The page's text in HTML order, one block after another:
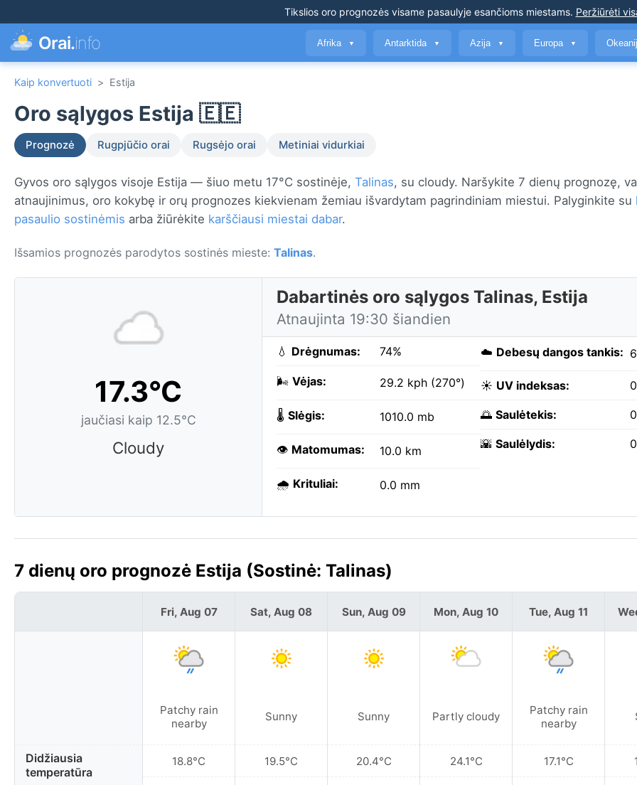
Tikslios oro prognozėsvisame pasaulyje esančioms miestams. Peržiūrėti
Orai.info Afrika ▼ Antarktida ▼ Azija ▼ Europa ▼
Kaip konvertuoti > Estija
Oro sąlygos Estija 🇪🇪
Prognozė Rugpjūčio orai Rugsėjo orai Metiniai vidurkiai
Gyvos oro sąlygos visoje Estija — šiuo metu 17°C sostinėje, Talinas, su cloudy. Naršykite 7 dienų prognozę,
atnaujinimus, oro kokybę ir orų prognozes kiekvienam žemiau išvardytam pagrindiniam miestui. Palyginkite su
pasaulio sostinėmis arba žiūrėkite karščiausi miestai dabar.
Išsamios prognozės parodytos sostinės mieste: Talinas.
17.3°C
jaučiasi kaip 12.5°C
Cloudy
Dabartinės oro sąlygos Talinas, Estija
Atnaujinta 19:30 šiandien
💧 Drėgnumas: 74%
🌬️ Vėjas: 29.2 kph (270°)
🌡️ Slėgis: 1010.0 mb
👁️ Matomumas: 10.0 km
🌧️ Krituliai: 0.0 mm
☁️ Debesų dangos tankis:
☀️ UV indeksas:
🌅 Saulėtekis:
🌇 Saulėlydis:
7 dienų oro prognozė Estija (Sostinė: Talinas)
Didžiausia
temperatūra
Fri, Aug 07
Patchy rain
nearby
18.8°C
Sat, Aug 08
Sunny
19.5°C
Sun, Aug 09
Sunny
20.4°C
Mon, Aug 10
Partly cloudy
24.1°C
Tue, Aug 11
Patchy rain
nearby
17.1°C